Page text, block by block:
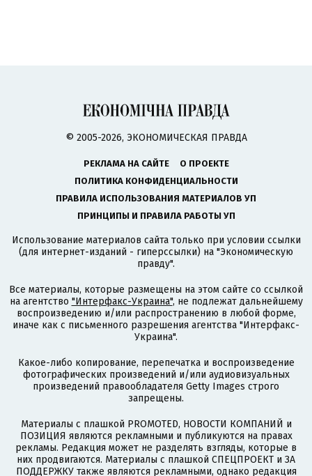
© 2005-2026, ЭКОНОМИЧЕСКАЯ ПРАВДА
РЕКЛАМА НА САЙТЕ
О ПРОЕКТЕ
ПОЛИТИКА КОНФИДЕНЦИАЛЬНОСТИ
ПРАВИЛА ИСПОЛЬЗОВАНИЯ МАТЕРИАЛОВ УП
ПРИНЦИПЫ И ПРАВИЛА РАБОТЫ УП
Использование материалов сайта только при условии ссылки
(для интернет-изданий - гиперссылки) на "Экономическую
правду".
Все материалы, которые размещены на этом сайте со ссылкой
на агентство "Интерфакс-Украина", не подлежат дальнейшему
воспроизведению и/или распространению в любой форме,
иначе как с письменного разрешения агентства "Интерфакс-
Украина".
Какое-либо копирование, перепечатка и воспроизведение
фотографических произведений и/или аудиовизуальных
произведений правообладателя Getty Images строго
запрещены.
Материалы с плашкой PROMOTED, НОВОСТИ КОМПАНИЙ и
ПОЗИЦИЯ являются рекламными и публикуются на правах
рекламы. Редакция может не разделять взгляды, которые в
них продвигаются. Материалы с плашкой СПЕЦПРОЕКТ и ЗА
ПОДДЕРЖКУ также являются рекламными, однако редакция